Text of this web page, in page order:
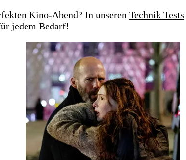
Kino-Abend? In unseren Technik Tests
jedem Bedarf!